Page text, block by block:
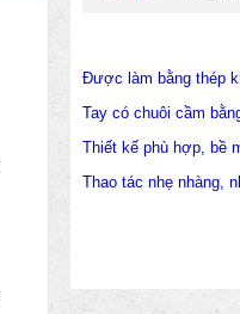
Được làm bằng thép
Tay có chuôi cầm
Thiết kế phù hợp, bề
Thao tác nhẹ nhàng,